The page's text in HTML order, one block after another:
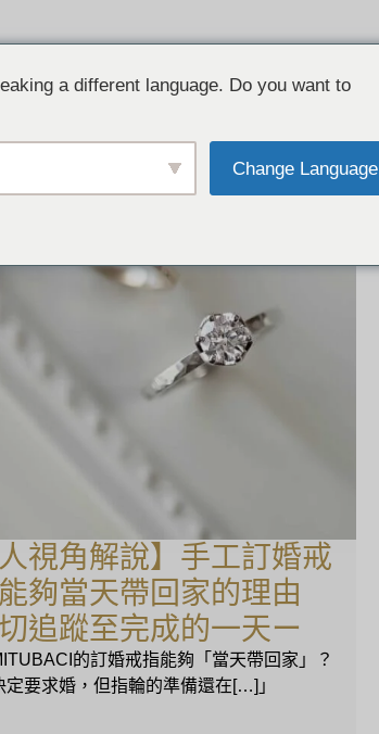
人視角解說】手工訂婚戒
夠當天帶回家的理由
追蹤至完成的一天ー
的訂婚戒指能夠「當天帶回家」？
定要求婚，但指輪的準備還在[…]」
a different language. Do you want to
Change Language